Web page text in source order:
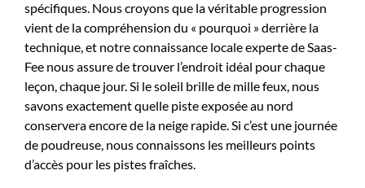
spécifiques. Nous croyons que la véritable progression
vient de la compréhension du « pourquoi » derrière la
technique, et notre connaissance locale experte de Saas-
Fee nous assure de trouver l’endroit idéal pour chaque
leçon, chaque jour. Si le soleil brille de mille feux, nous
savons exactement quelle piste exposée au nord
conservera encore de la neige rapide. Si c’est une journée
de poudreuse, nous connaissons les meilleurs points
d’accès pour les pistes fraîches.